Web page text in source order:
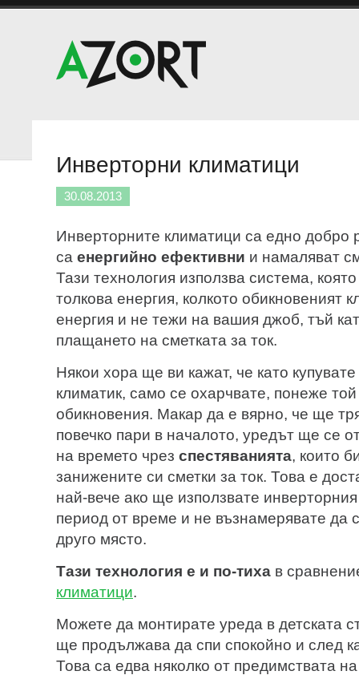
Инверторни климатици
30.08.2013
Инверторните климатици са едно
са енергийно ефективни и намаляват
Тази технология използва система,
толкова енергия, колкото обикновеният
енергия и не тежи на вашия джоб, тъй
плащането на сметката за ток.
Някои хора ще ви кажат, че като
климатик, само се охарчвате, понеже
обикновения. Макар да е вярно, че ще
повечко пари в началото, уредът ще се
на времето чрез спестяванията, които
занижените си сметки за ток. Това е
най-вече ако ще използвате
период от време и не възнамерявате да
друго място.
Тази технология е и по-тиха в
климатици.
Можете да монтирате уреда в детската
ще продължава да спи спокойно и след
Това са едва няколко от предимствата